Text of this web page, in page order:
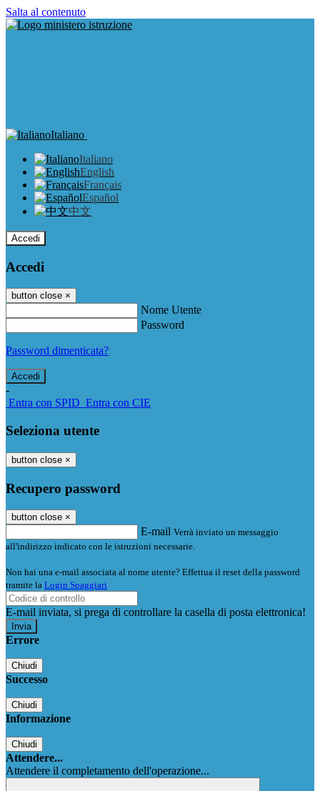
Salta al contenuto
Italiano
Italiano
English
Français
Español
中文
Accedi
Accedi
button close ×
Nome Utente
Password
Password dimenticata?
-
Entra con SPID Entra con CIE
Seleziona utente
button close ×
Recupero password
button close ×
E-mail Verrà inviato un messaggio
all'indirizzo indicato con le istruzioni necessarie.
Non hai una e-mail associata al nome utente? Effettua il reset della password
tramite la Login Spaggiari
E-mail inviata, si prega di controllare la casella di posta elettronica!
Errore
Chiudi
Successo
Chiudi
Informazione
Chiudi
Attendere...
Attendere il completamento dell'operazione...